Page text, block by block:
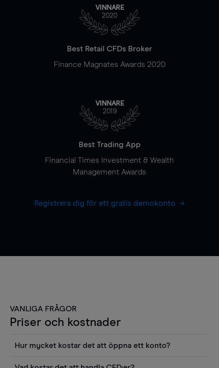
VINNARE
2020
Best Retail CFDs Broker
Finance Magnates Awards 2020
VINNARE
2019
Best Trading App
Financial Times Investment & Wealth
Management Awards
Registrera dig för ett gratis demokonto
VANLIGA FRÅGOR
Priser och kostnader
Hur mycket kostar det att öppna ett konto?